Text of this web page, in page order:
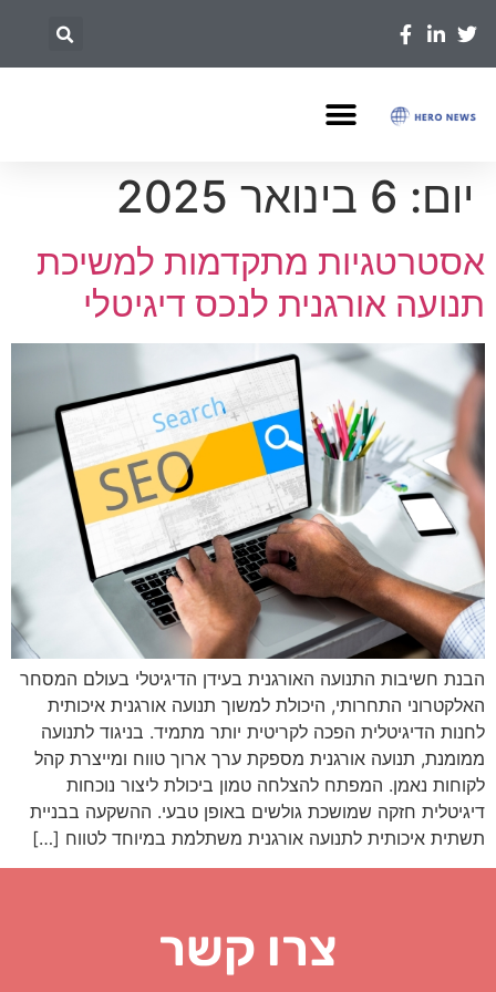
יום: 6 בינואר 2025
אסטרטגיות מתקדמות למשיכת
תנועה אורגנית לנכס דיגיטלי
הבנת חשיבות התנועה האורגנית בעידן הדיגיטלי בעולם המסחר
האלקטרוני התחרותי, היכולת למשוך תנועה אורגנית איכותית
לחנות הדיגיטלית הפכה לקריטית יותר מתמיד. בניגוד לתנועה
ממומנת, תנועה אורגנית מספקת ערך ארוך טווח ומייצרת קהל
לקוחות נאמן. המפתח להצלחה טמון ביכולת ליצור נוכחות
דיגיטלית חזקה שמושכת גולשים באופן טבעי. ההשקעה בבניית
תשתית איכותית לתנועה אורגנית משתלמת במיוחד לטווח […]
צרו קשר